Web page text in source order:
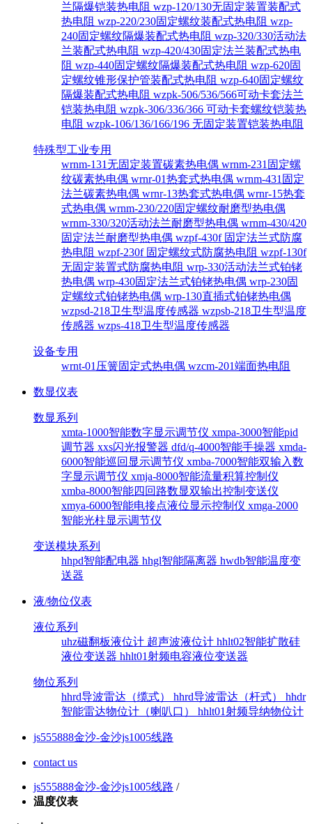
兰隔爆铠装热电阻 wzp-120/130无固定装置装配式
热电阻 wzp-220/230固定螺纹装配式热电阻 wzp-
240固定螺纹隔爆装配式热电阻 wzp-320/330活动法
兰装配式热电阻 wzp-420/430固定法兰装配式热电
阻 wzp-440固定螺纹隔爆装配式热电阻 wzp-620固
定螺纹锥形保护管装配式热电阻 wzp-640固定螺纹
隔爆装配式热电阻 wzpk-506/536/566可动卡套法兰
铠装热电阻 wzpk-306/336/366 可动卡套螺纹铠装热
电阻 wzpk-106/136/166/196 无固定装置铠装热电阻
特殊型工业专用
wrnm-131无固定装置碳素热电偶 wrnm-231固定螺
纹碳素热电偶 wrnr-01热套式热电偶 wrnm-431固定
法兰碳素热电偶 wrnr-13热套式热电偶 wrnr-15热套
式热电偶 wrnm-230/220固定螺纹耐磨型热电偶
wrnm-330/320活动法兰耐磨型热电偶 wrnm-430/420
固定法兰耐磨型热电偶 wzpf-430f 固定法兰式防腐
热电阻 wzpf-230f 固定螺纹式防腐热电阻 wzpf-130f
无固定装置式防腐热电阻 wrp-330活动法兰式铂铑
热电偶 wrp-430固定法兰式铂铑热电偶 wrp-230固
定螺纹式铂铑热电偶 wrp-130直插式铂铑热电偶
wzpsd-218卫生型温度传感器 wzpsb-218卫生型温度
传感器 wzps-418卫生型温度传感器
设备专用
wrnt-01压簧固定式热电偶 wzcm-201端面热电阻
数显仪表
数显系列
xmta-1000智能数字显示调节仪 xmpa-3000智能pid
调节器 xxs闪光报警器 dfd/q-4000智能手操器 xmda-
6000智能巡回显示调节仪 xmba-7000智能双输入数
字显示调节仪 xmja-8000智能流量积算控制仪
xmba-8000智能四回路数显双输出控制变送仪
xmya-6000智能电接点液位显示控制仪 xmga-2000
智能光柱显示调节仪
变送模块系列
hhpd智能配电器 hhgl智能隔离器 hwdb智能温度变
送器
液/物位仪表
液位系列
uhz磁翻板液位计 超声波液位计 hhlt02智能扩散硅
液位变送器 hhlt01射频电容液位变送器
物位系列
hhrd导波雷达（缆式） hhrd导波雷达（杆式） hhdr
智能雷达物位计（喇叭口） hhlt01射频导纳物位计
js555888金沙-金沙js1005线路
contact us
js555888金沙-金沙js1005线路 /
温度仪表